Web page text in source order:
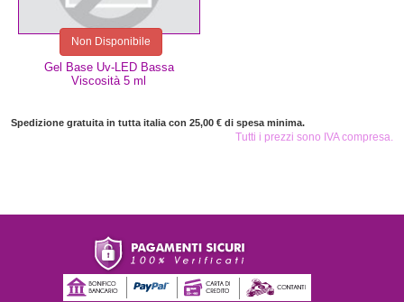
Gel Base Uv-LED Bassa
Viscosità 5 ml
Non Disponibile
Spedizione gratuita in tutta italia con 25,00 € di spesa minima.
Tutti i prezzi sono IVA compresa.